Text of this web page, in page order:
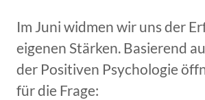
Im Juni widmen wir uns der
eigenen Stärken. Basierend
der Positiven Psychologie
für die Frage: